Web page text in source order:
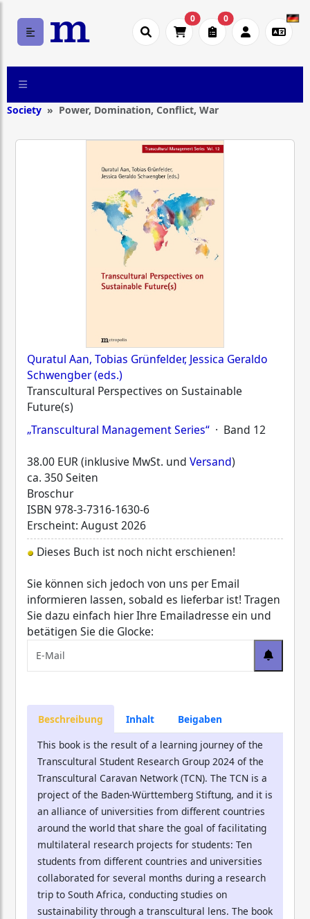
0 0
Society Power, Domination, Conflict, War
Quratul Aan, Tobias Grünfelder, Jessica Geraldo
Schwengber (eds.)
Transcultural Perspectives on Sustainable
Future(s)
„Transcultural Management Series“ · Band 12
38.00 EUR (inklusive MwSt. und Versand)
ca. 350 Seiten
Broschur
ISBN 978-3-7316-1630-6
Erscheint: August 2026
Dieses Buch ist noch nicht erschienen!
Sie können sich jedoch von uns per Email
informieren lassen, sobald es lieferbar ist! Tragen
Sie dazu einfach hier Ihre Emailadresse ein und
betätigen Sie die Glocke:
Beschreibung Inhalt
Beigaben
This book is the result of a learning journey of the
Transcultural Student Research Group 2024 of the
Transcultural Caravan Network (TCN). The TCN is a
project of the Baden-Württemberg Stiftung, and it is
an alliance of universities from different countries
around the world that share the goal of facilitating
multilateral research projects for students: Ten
students from different countries and universities
collaborated for several months during a research
trip to South Africa, conducting studies on
sustainability through a transcultural lens. The book